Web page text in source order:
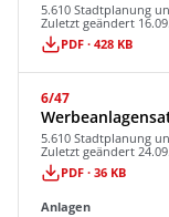
5.610 Stadtplanung
Zuletzt geändert
PDF · 428 KB
6/47
5.610 Stadtplanung
Zuletzt geändert
PDF · 36 KB
Anlagen